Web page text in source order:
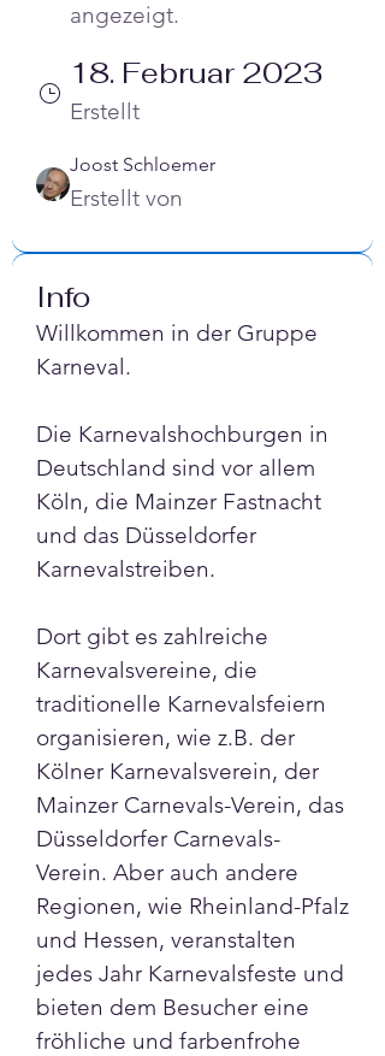
angezeigt.
18. Februar 2023
Erstellt
Joost Schloemer
Erstellt von
Info
Willkommen in der Gruppe
Karneval.
Die Karnevalshochburgen in
Deutschland sind vor allem
Köln, die Mainzer Fastnacht
und das Düsseldorfer
Karnevalstreiben.
Dort gibt es zahlreiche
Karnevalsvereine, die
traditionelle Karnevalsfeiern
organisieren, wie z.B. der
Kölner Karnevalsverein, der
Mainzer Carnevals-Verein, das
Düsseldorfer Carnevals-
Verein. Aber auch andere
Regionen, wie Rheinland-Pfalz
und Hessen, veranstalten
jedes Jahr Karnevalsfeste und
bieten dem Besucher eine
fröhliche und farbenfrohe